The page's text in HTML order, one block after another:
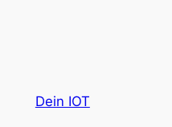
Dein IOT